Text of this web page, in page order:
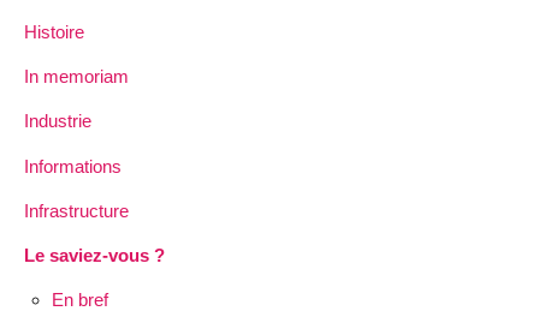
Histoire
In memoriam
Industrie
Informations
Infrastructure
Le saviez-vous ?
En bref